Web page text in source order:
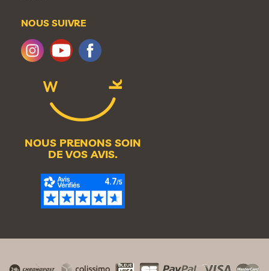
NOUS SUIVRE
NOUS PRENONS SOIN
DE VOS AVIS.